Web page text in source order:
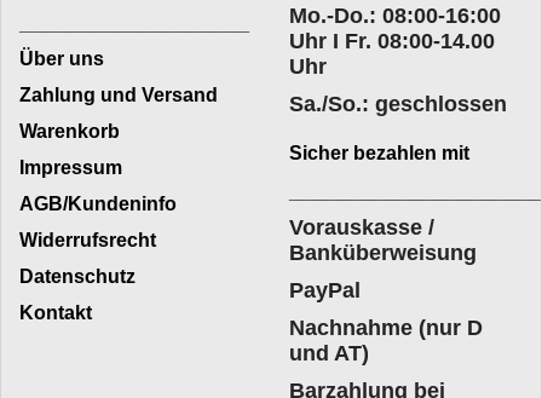
Mo.-Do.: 08:00-16:00
Uhr I Fr. 08:00-14.00
Uhr
Sa./So.: geschlossen
Über uns
Zahlung und Versand
Warenkorb
Impressum
AGB/Kundeninfo
Widerrufsrecht
Datenschutz
Kontakt
Sicher bezahlen mit
Vorauskasse /
Banküberweisung
PayPal
Nachnahme (nur D
und AT)
Barzahlung bei